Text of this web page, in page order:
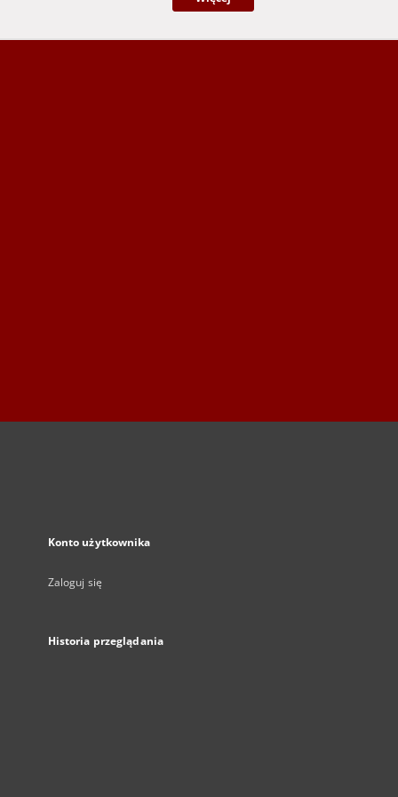
Konto użytkownika
Zaloguj się
Historia przeglądania